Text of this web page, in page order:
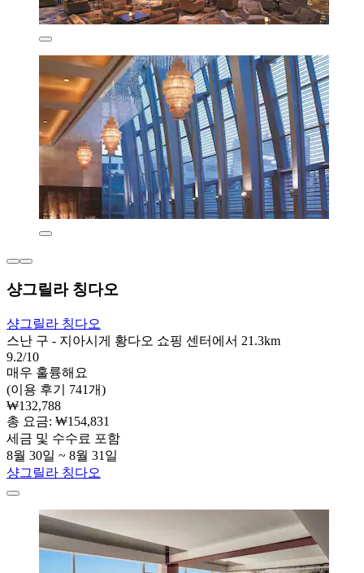
샹그릴라 칭다오
샹그릴라 칭다오
스난 구 - 지아시게 황다오 쇼핑 센터에서 21.3km
9.2/10
매우 훌륭해요
(이용 후기 741개)
₩132,788
총 요금: ₩154,831
세금 및 수수료 포함
8월 30일 ~ 8월 31일
샹그릴라 칭다오